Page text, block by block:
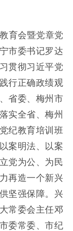
育会暨党章党
市委书记罗达
贯彻习近平党
行正确政绩观
省委、梅州市
实全省、梅州
纪教育培训班
案明法、以案
党为公、为民
再造一个新兴
坚强保障。兴
常委会主任邓
委常委、市纪